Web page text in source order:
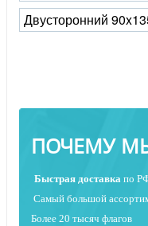
ПОЧЕМУ
Быстрая доставка по
Самый большой
Более 20 тысяч флагов